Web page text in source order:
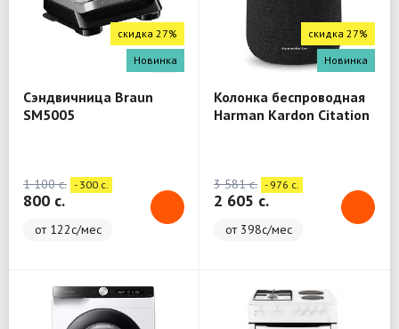
скидка 27%
Новинка
Сэндвичница Braun
SM5005
1 100 c. - 300 c.
800 c.
от 122с/мес
скидка 27%
Новинка
Колонка беспроводная
Harman Kardon Citation
3 581 c. - 976 c.
2 605 c.
от 398с/мес